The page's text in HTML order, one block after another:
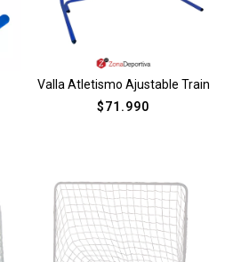
Valla Atletismo Ajustable Train
$71.990